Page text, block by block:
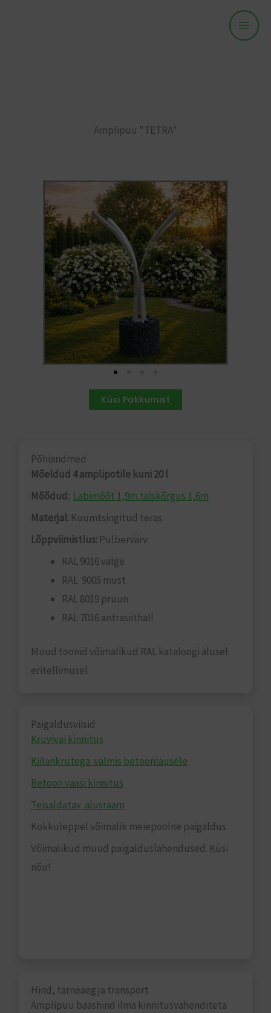
Amplipuu "TETRA"
Küsi Pakkumist
Põhiandmed
Mõeldud 4 amplipotile kuni 20 l
Mõõdud: Läbimõõt 1,9m täiskõrgus 1,6m
Materjal: Kuumtsingitud teras
Lõppviimistlus: Pulbervärv
RAL 9016 valge
RAL 9005 must
RAL 8019 pruun
RAL 7016 antrasiithall
Muud toonid võimalikud RAL kataloogi alusel
eritellimusel
Paigaldusviisid
Kruvivai kinnitus
Kiilankrutega valmis betoonlausele
Betoon vaasi kinnitus
Teisaldatav alusraam
Kokkuleppel võimalik meiepoolne paigaldus
Võimalikud muud paigalduslahendused. Küsi
nõu!
Hind, tarneaeg ja transport
Amplipuu baashind ilma kinnitusvahenditeta